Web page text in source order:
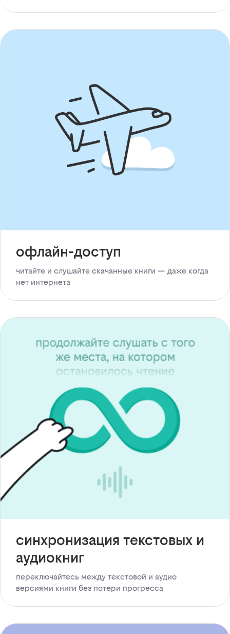
офлайн-доступ
читайте и слушайте скачанные книги — даже когда
нет интернета
синхронизация текстовых и
аудиокниг
переключайтесь между текстовой и аудио
версиями книги без потери прогресса